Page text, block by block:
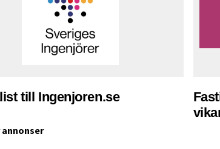
till Ingenjoren.se